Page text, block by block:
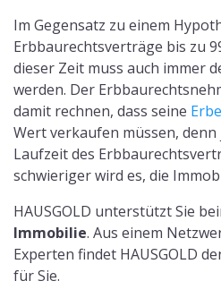
Im Gegensatz zu einem
Erbbaurechtsverträge bis zu
dieser Zeit muss auch immer
werden. Der
damit rechnen, dass seine
Wert verkaufen müssen,
Laufzeit des
schwieriger wird es, die
HAUSGOLD unterstützt Sie
Immobilie. Aus einem
Experten findet HAUSGOLD
für Sie.